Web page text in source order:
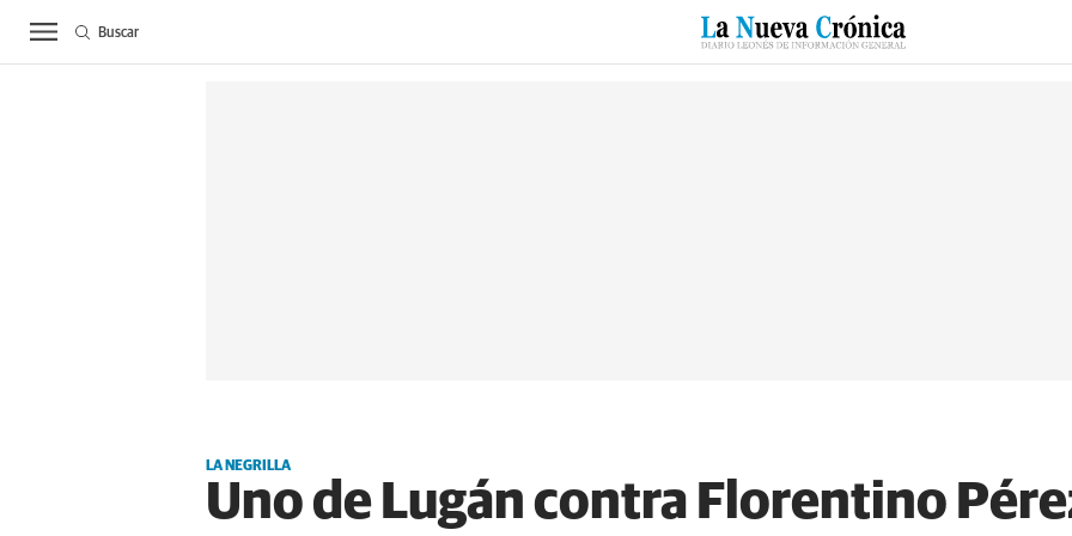
ACTUALIDAD BIERZO SUCESOS CULTURAS ESPECIALES DEPORTES
Buscar
LA NEGRILLA
Uno de Lugán contra Florentino